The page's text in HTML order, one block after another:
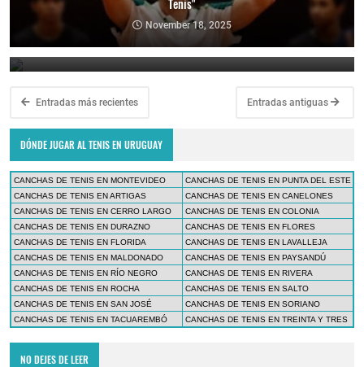
Tenis"
November 18, 2025
Copa Davis 2024: Uruguay enfrentará a Bolivia como visitante por
el Grupo Mundial II
February 10, 2024
Entradas más recientes Entradas antiguas
DÓNDE JUGAR AL TENIS EN URUGUAY
CANCHAS DE TENIS EN MONTEVIDEO
CANCHAS DE TENIS EN PUNTA DEL ESTE
CANCHAS DE TENIS EN ARTIGAS
CANCHAS DE TENIS EN CANELONES
CANCHAS DE TENIS EN CERRO LARGO
CANCHAS DE TENIS EN COLONIA
CANCHAS DE TENIS EN DURAZNO
CANCHAS DE TENIS EN FLORES
CANCHAS DE TENIS EN FLORIDA
CANCHAS DE TENIS EN LAVALLEJA
CANCHAS DE TENIS EN MALDONADO
CANCHAS DE TENIS EN PAYSANDÚ
CANCHAS DE TENIS EN RÍO NEGRO
CANCHAS DE TENIS EN RIVERA
CANCHAS DE TENIS EN ROCHA
CANCHAS DE TENIS EN SALTO
CANCHAS DE TENIS EN SAN JOSÉ
CANCHAS DE TENIS EN SORIANO
CANCHAS DE TENIS EN TACUAREMBÓ
CANCHAS DE TENIS EN TREINTA Y TRES
NO DEJES DE LEER